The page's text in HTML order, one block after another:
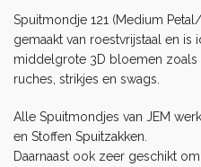
Spuitmondje 121 (Medium
gemaakt van roestvrijstaal en is
middelgrote 3D bloemen
ruches, strikjes en swags.
Alle Spuitmondjes van JEM
en Stoffen Spuitzakken
Daarnaast ook zeer geschikt